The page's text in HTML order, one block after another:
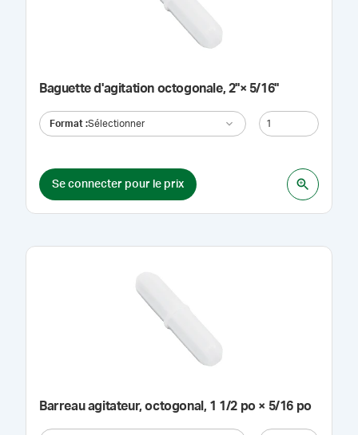
Baguette d'agitation octogonale, 2''× 5/16''
Format :Sélectionner
Se connecter pour le prix
Barreau agitateur, octogonal, 1 1/2 po × 5/16 po